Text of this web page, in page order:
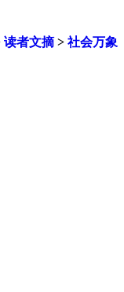
读者文摘> 社会万象